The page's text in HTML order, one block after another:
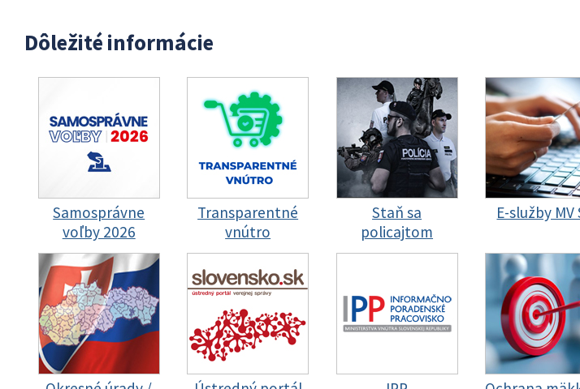
Dôležité informácie
Samosprávne
voľby 2026
Transparentné
vnútro
Staň sa
policajtom
E-služby MV